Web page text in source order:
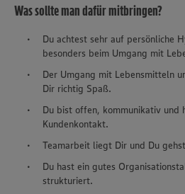
Was sollte man dafür mitbringen?
Du achtest sehr auf persönliche
besonders beim Umgang mit
Der Umgang mit Lebensmitteln
Dir richtig Spaß.
Du bist offen, kommunikativ und
Kundenkontakt.
Teamarbeit liegt Dir und Du
Du hast ein gutes
strukturiert.